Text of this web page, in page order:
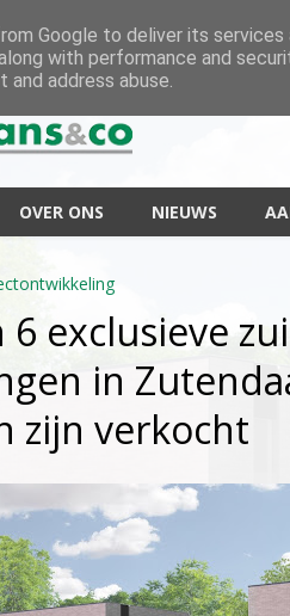
OVER ONS NIEUWS
6 exclusieve
in
zijn verkocht
Google to deliver its
with performance and
address abuse.